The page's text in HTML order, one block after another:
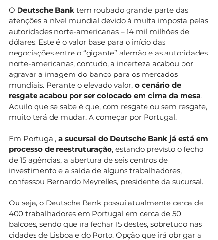
O Deutsche Bank tem roubado grande parte das
atenções a nível mundial devido à multa imposta pelas
autoridades norte-americanas – 14 mil milhões de
dólares. Este é o valor base para o início das
negociações entre o “gigante” alemão e as autoridades
norte-americanas, contudo, a incerteza acabou por
agravar a imagem do banco para os mercados
mundiais. Perante o elevado valor, o cenário de
resgate acabou por ser colocado em cima da mesa.
Aquilo que se sabe é que, com resgate ou sem resgate,
muito terá de mudar. A começar por Portugal.
Em Portugal, a sucursal do Deutsche Bank já está em
processo de reestruturação, estando previsto o fecho
de 15 agências, a abertura de seis centros de
investimento e a saída de alguns trabalhadores,
confessou Bernardo Meyrelles, presidente da sucursal.
Ou seja, o Deutsche Bank possui atualmente cerca de
400 trabalhadores em Portugal em cerca de 50
balcões, sendo que irá fechar 15 destes, sobretudo nas
cidades de Lisboa e do Porto. Opção que irá obrigar a